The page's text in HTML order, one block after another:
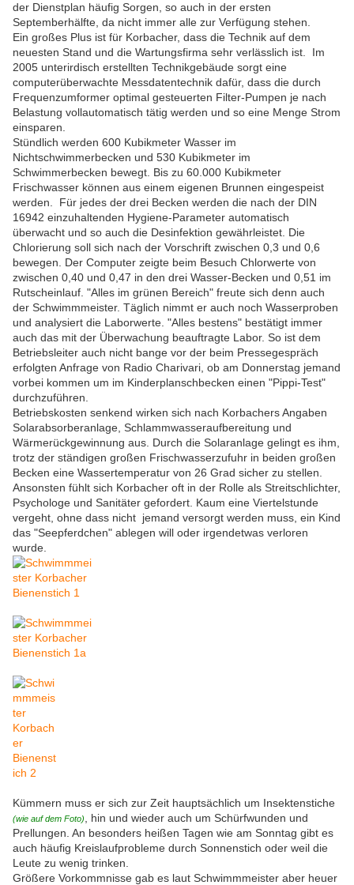
der Dienstplan häufig Sorgen, so auch in der ersten
Septemberhälfte, da nicht immer alle zur Verfügung stehen.
Ein großes Plus ist für Korbacher, dass die Technik auf dem
neuesten Stand und die Wartungsfirma sehr verlässlich ist. Im
2005 unterirdisch erstellten Technikgebäude sorgt eine
computerüberwachte Messdatentechnik dafür, dass die durch
Frequenzumformer optimal gesteuerten Filter-Pumpen je nach
Belastung vollautomatisch tätig werden und so eine Menge Strom
einsparen.
Stündlich werden 600 Kubikmeter Wasser im
Nichtschwimmerbecken und 530 Kubikmeter im
Schwimmerbecken bewegt. Bis zu 60.000 Kubikmeter
Frischwasser können aus einem eigenen Brunnen eingespeist
werden. Für jedes der drei Becken werden die nach der DIN
16942 einzuhaltenden Hygiene-Parameter automatisch
überwacht und so auch die Desinfektion gewährleistet. Die
Chlorierung soll sich nach der Vorschrift zwischen 0,3 und 0,6
bewegen. Der Computer zeigte beim Besuch Chlorwerte von
zwischen 0,40 und 0,47 in den drei Wasser-Becken und 0,51 im
Rutscheinlauf. "Alles im grünen Bereich" freute sich denn auch
der Schwimmmeister. Täglich nimmt er auch noch Wasserproben
und analysiert die Laborwerte. "Alles bestens" bestätigt immer
auch das mit der Überwachung beauftragte Labor. So ist dem
Betriebsleiter auch nicht bange vor der beim Pressegespräch
erfolgten Anfrage von Radio Charivari, ob am Donnerstag jemand
vorbei kommen um im Kinderplanschbecken einen "Pippi-Test"
durchzuführen.
Betriebskosten senkend wirken sich nach Korbachers Angaben
Solarabsorberanlage, Schlammwasseraufbereitung und
Wärmerückgewinnung aus. Durch die Solaranlage gelingt es ihm,
trotz der ständigen großen Frischwasserzufuhr in beiden großen
Becken eine Wassertemperatur von 26 Grad sicher zu stellen.
Ansonsten fühlt sich Korbacher oft in der Rolle als Streitschlichter,
Psychologe und Sanitäter gefordert. Kaum eine Viertelstunde
vergeht, ohne dass nicht jemand versorgt werden muss, ein Kind
das "Seepferdchen" ablegen will oder irgendetwas verloren
wurde.
Kümmern muss er sich zur Zeit hauptsächlich um Insektenstiche
(wie auf dem Foto)
, hin und wieder auch um Schürfwunden und
Prellungen. An besonders heißen Tagen wie am Sonntag gibt es
auch häufig Kreislaufprobleme durch Sonnenstich oder weil die
Leute zu wenig trinken.
Größere Vorkommnisse gab es laut Schwimmmeister aber heuer